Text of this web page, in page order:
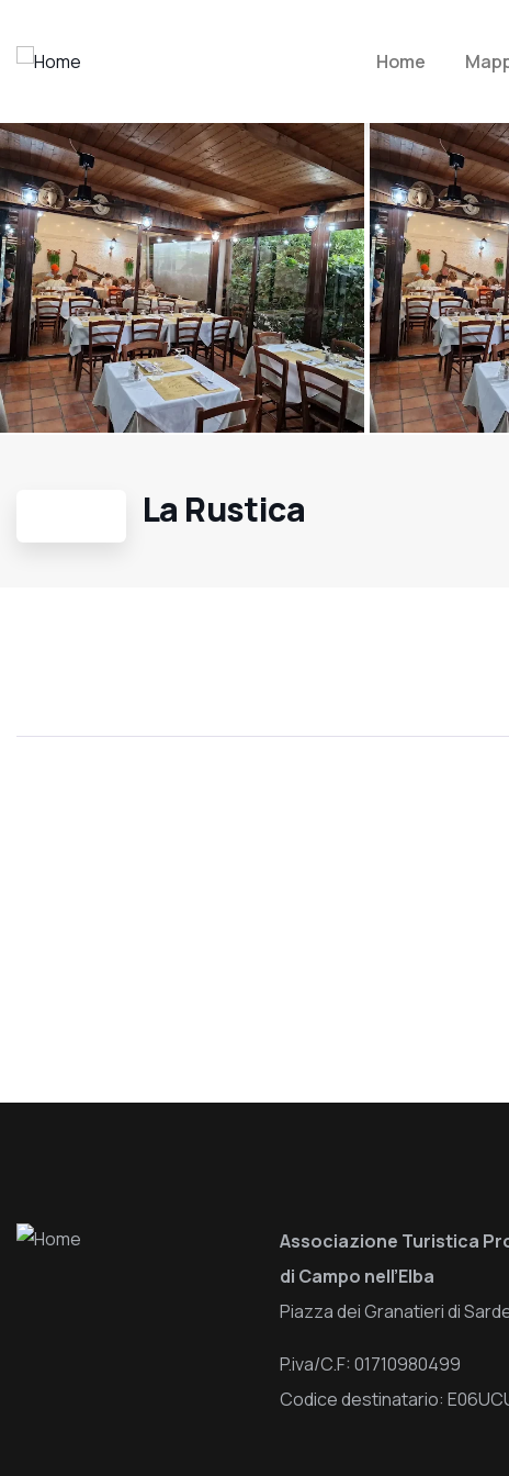
Home
La Rustica
Associazione Turistica
di Campo nell’Elba
Piazza dei Granatieri di
P.iva/C.F: 01710980499
Codice destinatario: